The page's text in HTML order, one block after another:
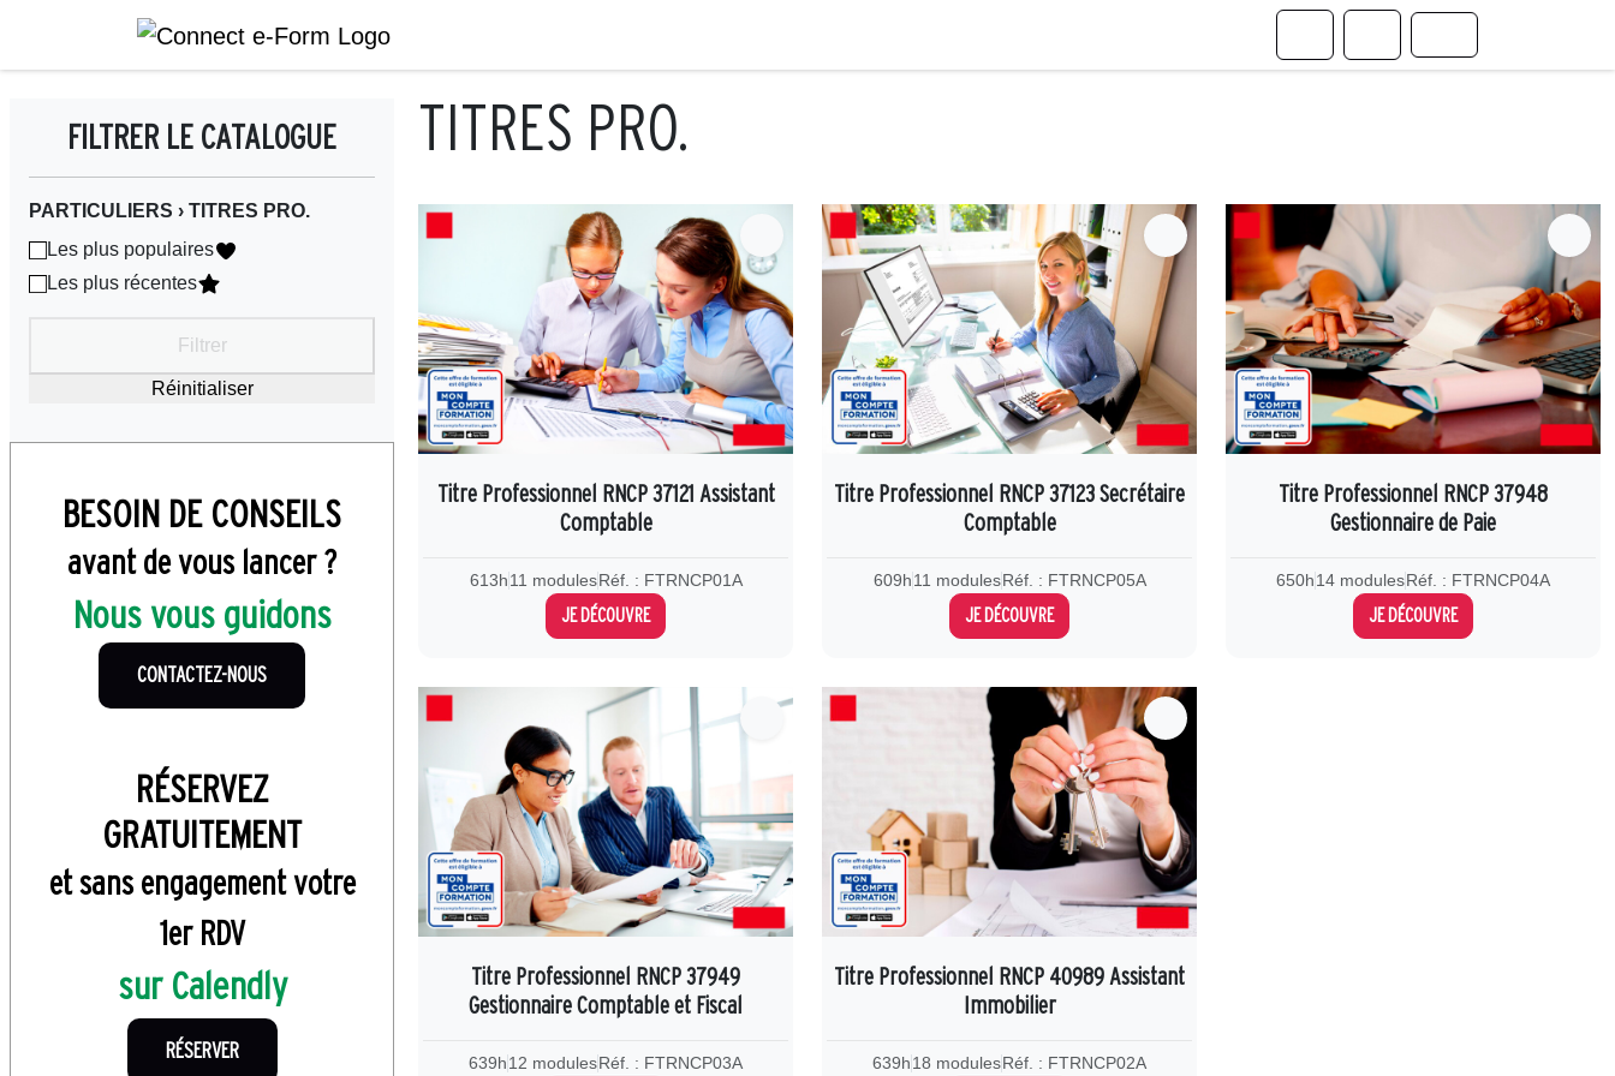
Account Menu
FILTRER LE CATALOGUE
PARTICULIERS › TITRES PRO.
Les plus populaires
Les plus récentes
Filtrer
Réinitialiser
BESOIN DE CONSEILS
avant de vous lancer ?
Nous vous guidons
CONTACTEZ-NOUS
RÉSERVEZ
GRATUITEMENT
et sans engagement votre
1er RDV
sur Calendly
RÉSERVER
TITRES PRO.
Titre Professionnel RNCP 37121 Assistant
Comptable
613h11 modulesRéf. : FTRNCP01A
JE DÉCOUVRE
Titre Professionnel RNCP 37123 Secrétaire
Comptable
609h11 modulesRéf. : FTRNCP05A
JE DÉCOUVRE
Titre Professionnel RNCP 37948
Gestionnaire de Paie
650h14 modulesRéf. : FTRNCP04A
JE DÉCOUVRE
Titre Professionnel RNCP 37949
Gestionnaire Comptable et Fiscal
639h12 modulesRéf. : FTRNCP03A
Titre Professionnel RNCP 40989 Assistant
Immobilier
639h18 modulesRéf. : FTRNCP02A